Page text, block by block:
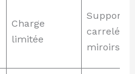
Charge
limitée
Supports
carrelés
miroirs